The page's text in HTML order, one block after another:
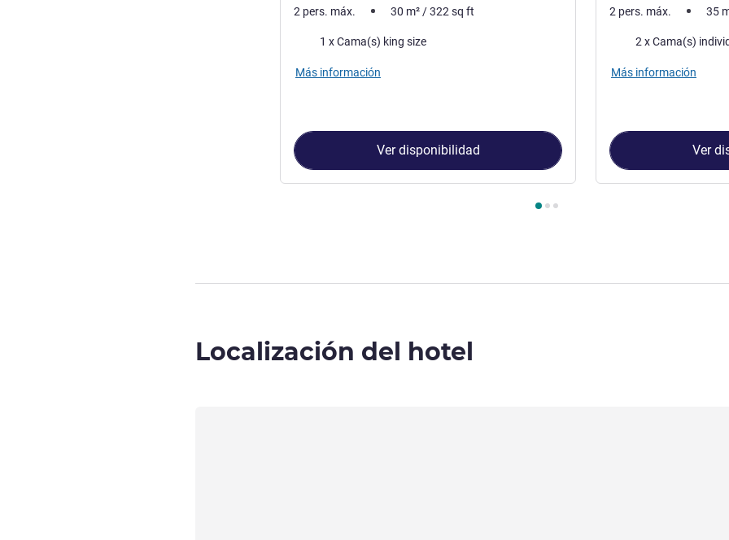
2 pers. máx. 30 m² /322 sq ft
Ropa de cama
1 x Cama(s) king size
Más información
Ver disponibilidad
2 pers. máx. 35
Ropa de cama
2 x Cama(s)
Más información
Ver
Localización del hotel